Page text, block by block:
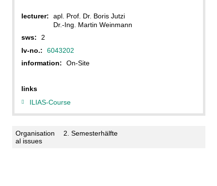
lecturer:
apl. Prof. Dr. Boris Jutzi
Dr.-Ing. Martin Weinmann
sws:
2
lv-no.:
6043202
information:
On-Site
links
ILIAS-Course
Organisation
al issues
2. Semesterhälfte